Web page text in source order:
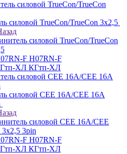
силовой TrueCon/TrueCon 3х2,5
силовой TrueCon/TrueCon
H07RN-F
КГтп-ХЛ
силовой CEE 16A/CEE 16A
силовой CEE 16A/CEE
3х2,5 3pin
H07RN-F
КГтп-ХЛ